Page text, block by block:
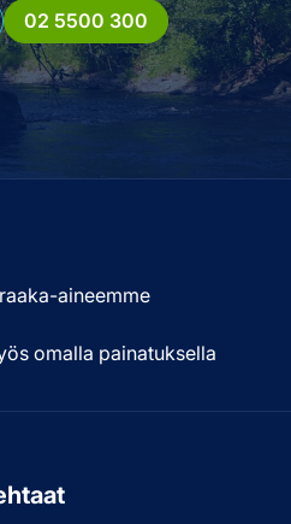
02 5500 300
aineemme
omalla painatuksella